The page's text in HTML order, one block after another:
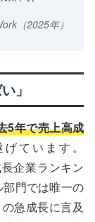
（2025年）
」
5年で売上高成
ています。
企業ランキン
門では唯一の
急成長に言及